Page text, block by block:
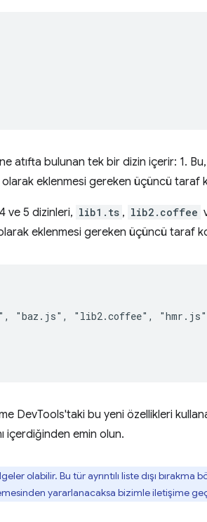
atıfta bulunan tek bir dizin içerir: 1.
eklenmesi gereken üçüncü
ve 5 dizinleri, lib1.ts , lib2.coffee
eklenmesi gereken üçüncü taraf
"baz.js", "lib2.coffee",
DevTools'taki bu yeni özellikleri
içerdiğinden emin olun.
olabilir. Bu tür ayrıntılı liste dışı bırakma
yararlanacaksa bizimle iletişime